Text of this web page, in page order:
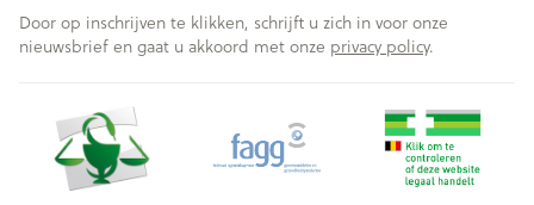
Door op inschrijven te klikken, schrijft u zich in voor onze
nieuwsbrief en gaat u akkoord met onze privacy policy.